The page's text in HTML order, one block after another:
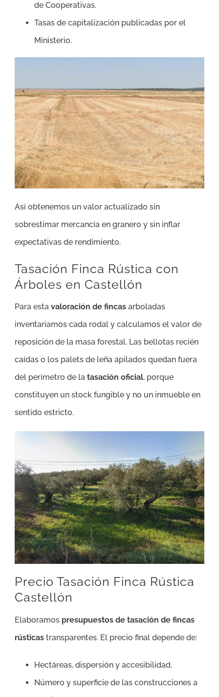
de Cooperativas.
Tasas de capitalización publicadas por el
Ministerio.
Así obtenemos un valor actualizado sin
sobrestimar mercancía en granero y sin inflar
expectativas de rendimiento.
Tasación Finca Rústica con
Árboles en Castellón
Para esta valoración de fincas arboladas
inventariamos cada rodal y calculamos el valor de
reposición de la masa forestal. Las bellotas recién
caídas o los palets de leña apilados quedan fuera
del perímetro de la tasación oficial, porque
constituyen un stock fungible y no un inmueble en
sentido estricto.
Precio Tasación Finca Rústica
Castellón
Elaboramos presupuestos de tasación de fincas
rústicas transparentes. El precio final depende de:
Hectáreas, dispersión y accesibilidad.
Número y superficie de las construcciones a